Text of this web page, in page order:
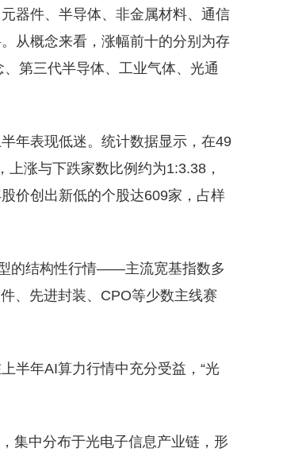
器件、半导体、非金属材料、通信
从概念来看，涨幅前十的分别为存
第三代半导体、工业气体、光通
年表现低迷。统计数据显示，在49
涨与下跌家数比例约为1:3.38，
价创出新低的个股达609家，占样
的结构性行情——主流宽基指数多
、先进封装、CPO等少数主线赛
半年AI算力行情中充分受益，“光
集中分布于光电子信息产业链，形